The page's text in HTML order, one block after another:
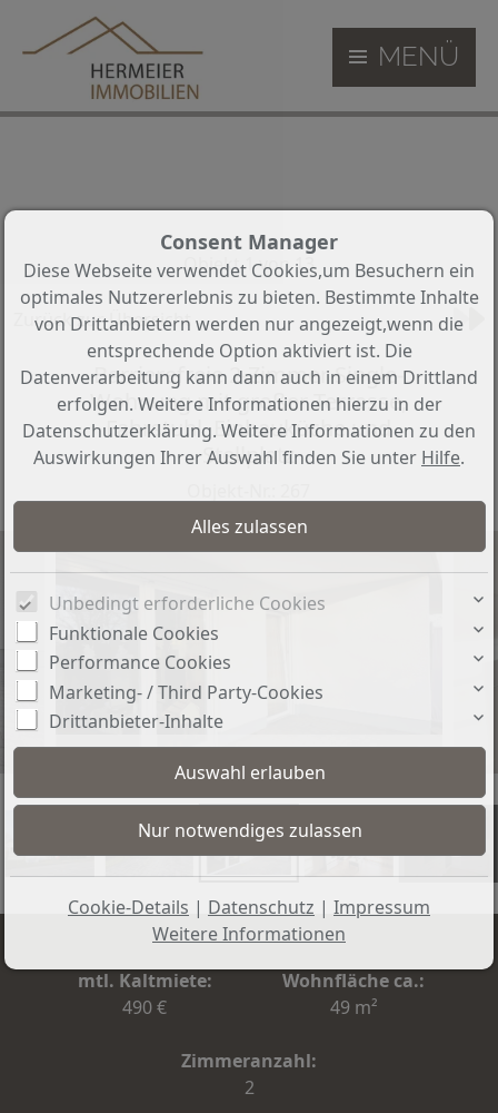
MENÜ
Objekt 1 von 13
Zurück zur Übersicht
Barrierefreie 2-Zimmer Single-
Wohnung mit großer Terrasse,
Fahrstuhl, Einbauküche und
Stellplatz
Terrasse
+5
mtl. Kaltmiete:
490 €
Wohnfläche ca.:
49 m²
Zimmeranzahl:
2
Consent Manager
Diese Webseite verwendet Cookies,um Besuchern ein
optimales Nutzererlebnis zu bieten. Bestimmte Inhalte
von Drittanbietern werden nur angezeigt,wenn die
entsprechende Option aktiviert ist. Die
Datenverarbeitung kann dann auch in einem Drittland
erfolgen. Weitere Informationen hierzu in der
Datenschutzerklärung. Weitere Informationen zu den
Auswirkungen Ihrer Auswahl finden Sie unter Hilfe.
Unbedingt erforderliche Cookies
Funktionale Cookies
Performance Cookies
Marketing- / Third Party-Cookies
Drittanbieter-Inhalte
Cookie-Details | Datenschutz | Impressum
Weitere Informationen